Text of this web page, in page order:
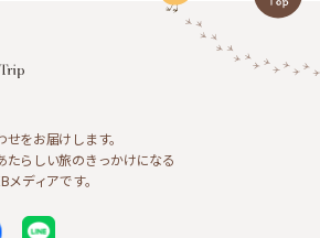
をお届けします。
たらしい旅のきっかけになる
ディアです。